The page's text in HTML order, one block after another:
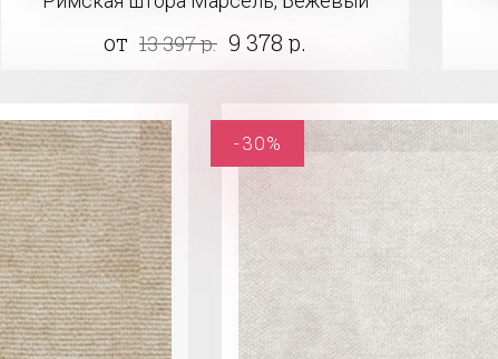
от 13 397 р. 9 378 р.
-30%